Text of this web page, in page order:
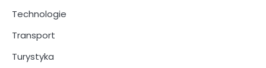
Technologie
Transport
Turystyka